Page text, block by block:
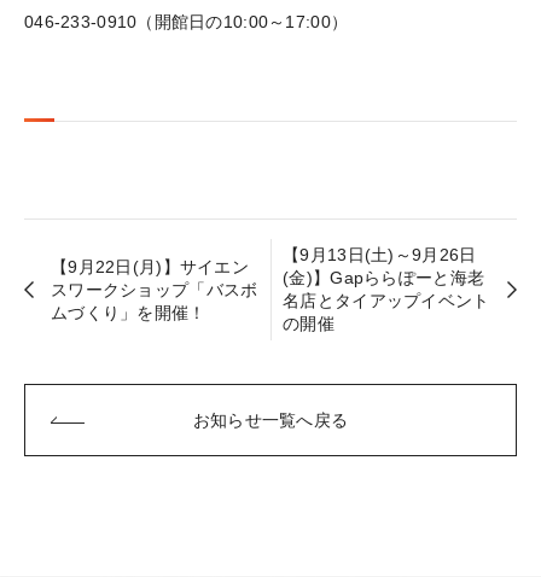
046-233-0910（開館日の10:00～17:00）
【9月22日(月)】サイエン
スワークショップ「バスボ
ムづくり」を開催！
【9月13日(土)～9月26日
(金)】Gapららぽーと海老
名店とタイアップイベント
の開催
お知らせ一覧へ戻る